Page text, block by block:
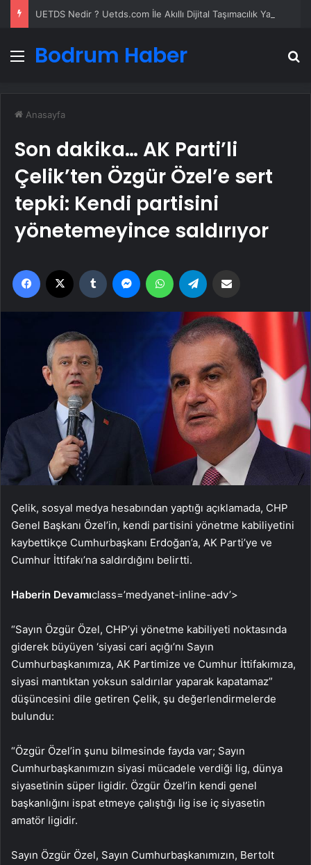
Menü
Bodrum Haber
Anasayfa
Son dakika… AK Parti’li
Çelik’ten Özgür Özel’e sert
tepki: Kendi partisini
yönetemeyince saldırıyor
Facebook Tumblr MessengerWhatsApp
Çelik, sosyal medya hesabından yaptığı açıklamada, CHP
Genel Başkanı Özel’in, kendi partisini yönetme kabiliyetini
kaybettikçe Cumhurbaşkanı Erdoğan’a, AK Parti’ye ve
Cumhur İttifakı’na saldırdığını belirtti.
Haberin Devamıclass=’medyanet-inline-adv’>
“Sayın Özgür Özel, CHP’yi yönetme kabiliyeti noktasında
giderek büyüyen ‘siyasi cari açığı’nı Sayın
Cumhurbaşkanımıza, AK Partimize ve Cumhur İttifakımıza,
siyasi mantıktan yoksun saldırılar yaparak kapatamaz”
düşüncesini dile getiren Çelik, şu değerlendirmelerde
bulundu:
“Özgür Özel’in şunu bilmesinde fayda var; Sayın
Cumhurbaşkanımızın siyasi mücadele verdiği lig, dünya
siyasetinin süper ligidir. Özgür Özel’in kendi genel
başkanlığını ispat etmeye çalıştığı lig ise iç siyasetin
amatör ligidir.
Sayın Özgür Özel, Sayın Cumhurbaşkanımızın, Bertolt